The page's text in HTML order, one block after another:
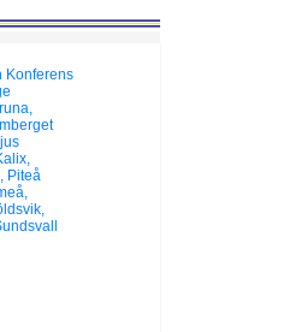
Konferens
Piteå